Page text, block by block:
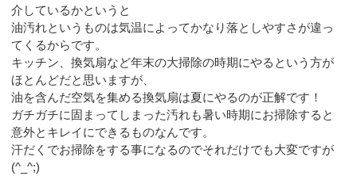
介しているかというと
油汚れというものは気温によってかなり落としやすさが違っ
てくるからです。
キッチン、換気扇など年末の大掃除の時期にやるという方が
ほとんどだと思いますが、
油を含んだ空気を集める換気扇は夏にやるのが正解です！
ガチガチに固まってしまった汚れも暑い時期にお掃除すると
意外とキレイにできるものなんです。
汗だくでお掃除をする事になるのでそれだけでも大変ですが
(^_^;)